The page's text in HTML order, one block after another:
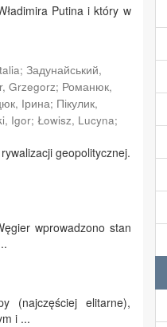
Putina i który w
; Задунайський,
Grzegorz; Романюк,
Ірина; Пікулик,
Igor; Łowisz, Lucyna;
geopolitycznej.
wprowadzono stan
(najczęściej elitarne),
i ...